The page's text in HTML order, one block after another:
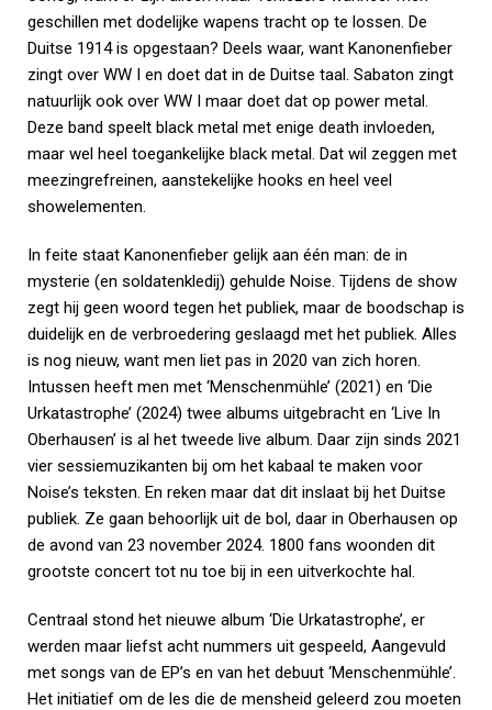
geschillen met dodelijke wapens tracht op te lossen. De
Duitse 1914 is opgestaan? Deels waar, want Kanonenfieber
zingt over WW I en doet dat in de Duitse taal. Sabaton zingt
natuurlijk ook over WW I maar doet dat op power metal.
Deze band speelt black metal met enige death invloeden,
maar wel heel toegankelijke black metal. Dat wil zeggen met
meezingrefreinen, aanstekelijke hooks en heel veel
showelementen.
In feite staat Kanonenfieber gelijk aan één man: de in
mysterie (en soldatenkledij) gehulde Noise. Tijdens de show
zegt hij geen woord tegen het publiek, maar de boodschap is
duidelijk en de verbroedering geslaagd met het publiek. Alles
is nog nieuw, want men liet pas in 2020 van zich horen.
Intussen heeft men met ‘Menschenmühle’ (2021) en ‘Die
Urkatastrophe’ (2024) twee albums uitgebracht en ‘Live In
Oberhausen’ is al het tweede live album. Daar zijn sinds 2021
vier sessiemuzikanten bij om het kabaal te maken voor
Noise’s teksten. En reken maar dat dit inslaat bij het Duitse
publiek. Ze gaan behoorlijk uit de bol, daar in Oberhausen op
de avond van 23 november 2024. 1800 fans woonden dit
grootste concert tot nu toe bij in een uitverkochte hal.
Centraal stond het nieuwe album ‘Die Urkatastrophe’, er
werden maar liefst acht nummers uit gespeeld, Aangevuld
met songs van de EP’s en van het debuut ‘Menschenmühle’.
Het initiatief om de les die de mensheid geleerd zou moeten